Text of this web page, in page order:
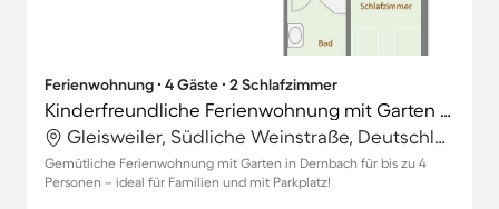
Ferienwohnung ∙ 4 Gäste ∙ 2 Schlafzimmer
Kinderfreundliche Ferienwohnung mit Garten und Terrasse
Gleisweiler, Südliche Weinstraße, Deutschland
Gemütliche Ferienwohnung mit Garten in Dernbach für bis zu 4
Personen – ideal für Familien und mit Parkplatz!